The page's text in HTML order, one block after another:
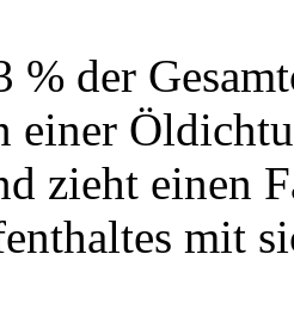
% der
einer
zieht einen
mit